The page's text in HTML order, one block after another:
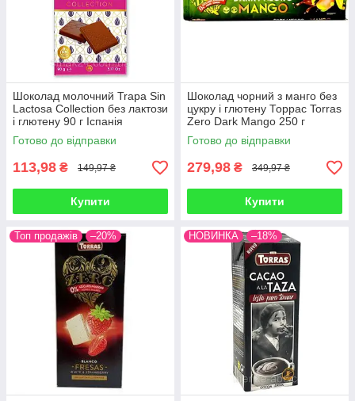
Шоколад молочний Trapa Sin
Lactosa Collection без лактози
і глютену 90 г Іспанія
Готово до відправки
113,98 ₴ 149,97 ₴
Купити
Шоколад чорний з манго без
цукру і глютену Торрас Torras
Zero Dark Mango 250 г
Іспанія
Готово до відправки
279,98 ₴ 349,97 ₴
Купити
Топ продажів –20% НОВИНКА –18%